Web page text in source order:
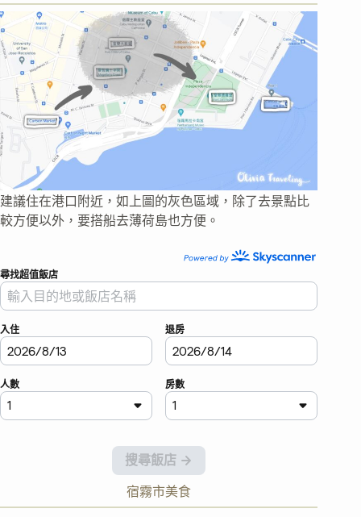
建議住在港口附近，如上圖的灰色區域，除了去景點比
較方便以外，要搭船去薄荷島也方便。
宿霧市美食